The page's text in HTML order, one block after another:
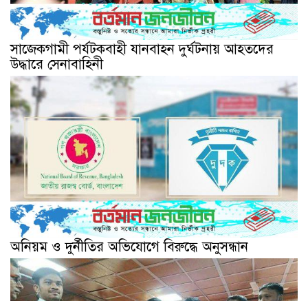
সাজেকগামী পর্যটকবাহী যানবাহন দুর্ঘটনায় আহতদের
উদ্ধারে সেনাবাহিনী
অনিয়ম ও দুর্নীতির অভিযোগে বিরুদ্ধে অনুসন্ধান